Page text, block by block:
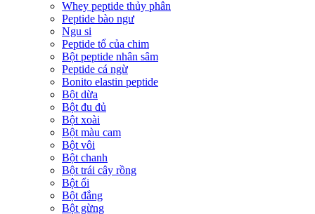
Whey peptide thủy phân
Peptide bào ngư
Ngu si
Peptide tổ của chim
Bột peptide nhân sâm
Peptide cá ngừ
Bonito elastin peptide
Bột dừa
Bột đu đủ
Bột xoài
Bột màu cam
Bột vôi
Bột chanh
Bột trái cây rồng
Bột ổi
Bột đắng
Bột gừng